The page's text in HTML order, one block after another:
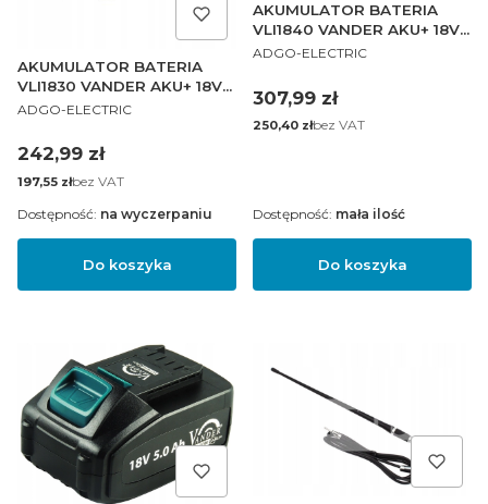
AKUMULATOR BATERIA
VLI1830 VANDER AKU+ 18V
3.0AH
PRODUCENT
ADGO-ELECTRIC
Cena
242,99 zł
Cena
197,55 złbez VAT
Do koszyka
Dostępność: na wyczerpaniu
AKUMULATOR BATERIA
VLI1840 VANDER AKU+ 18V
4.0AH
PRODUCENT
ADGO-ELECTRIC
Cena
307,99 zł
Cena
250,40 złbez VAT
Do koszyka
Dostępność: mała ilość